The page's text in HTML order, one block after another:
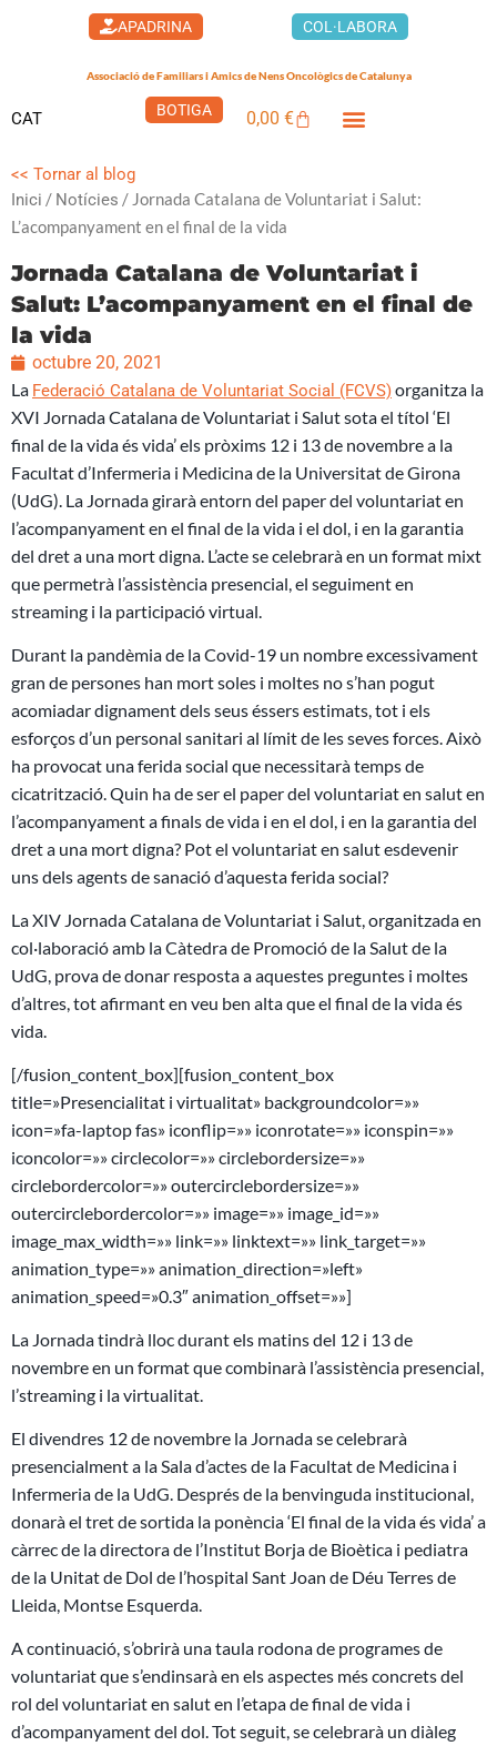
APADRINA COL·LABORA
Associació de Familiars i Amics de Nens Oncològics de Catalunya
CAT BOTIGA 0,00€Cistella
<< Tornar al blog
Inici / Notícies / Jornada Catalana de Voluntariat i Salut:
L’acompanyament en el final de la vida
Jornada Catalana de Voluntariat i
Salut: L’acompanyament en el final de
la vida
octubre 20, 2021
La Federació Catalana de Voluntariat Social (FCVS)organitza la
XVI Jornada Catalana de Voluntariat i Salut sota el títol ‘El
final de la vida és vida’ els pròxims 12 i 13 de novembre a la
Facultat d’Infermeria i Medicina de la Universitat de Girona
(UdG). La Jornada girarà entorn del paper del voluntariat en
l’acompanyament en el final de la vida i el dol, i en la garantia
del dret a una mort digna. L’acte se celebrarà en un format mixt
que permetrà l’assistència presencial, el seguiment en
streaming i la participació virtual.
Durant la pandèmia de la Covid-19 un nombre excessivament
gran de persones han mort soles i moltes no s’han pogut
acomiadar dignament dels seus éssers estimats, tot i els
esforços d’un personal sanitari al límit de les seves forces. Això
ha provocat una ferida social que necessitarà temps de
cicatrització. Quin ha de ser el paper del voluntariat en salut en
l’acompanyament a finals de vida i en el dol, i en la garantia del
dret a una mort digna? Pot el voluntariat en salut esdevenir
uns dels agents de sanació d’aquesta ferida social?
La XIV Jornada Catalana de Voluntariat i Salut, organitzada en
col·laboració amb la Càtedra de Promoció de la Salut de la
UdG, prova de donar resposta a aquestes preguntes i moltes
d’altres, tot afirmant en veu ben alta que el final de la vida és
vida.
[/fusion_content_box][fusion_content_box
title=»Presencialitat i virtualitat» backgroundcolor=»»
icon=»fa-laptop fas» iconflip=»» iconrotate=»» iconspin=»»
iconcolor=»» circlecolor=»» circlebordersize=»»
circlebordercolor=»» outercirclebordersize=»»
outercirclebordercolor=»» image=»» image_id=»»
image_max_width=»» link=»» linktext=»» link_target=»»
animation_type=»» animation_direction=»left»
animation_speed=»0.3″ animation_offset=»»]
La Jornada tindrà lloc durant els matins del 12 i 13 de
novembre en un format que combinarà l’assistència presencial,
l’streaming i la virtualitat.
El divendres 12 de novembre la Jornada se celebrarà
presencialment a la Sala d’actes de la Facultat de Medicina i
Infermeria de la UdG. Després de la benvinguda institucional,
donarà el tret de sortida la ponència ‘El final de la vida és vida’ a
càrrec de la directora de l’Institut Borja de Bioètica i pediatra
de la Unitat de Dol de l’hospital Sant Joan de Déu Terres de
Lleida, Montse Esquerda.
A continuació, s’obrirà una taula rodona de programes de
voluntariat que s’endinsarà en els aspectes més concrets del
rol del voluntariat en salut en l’etapa de final de vida i
d’acompanyament del dol. Tot seguit, se celebrarà un diàleg